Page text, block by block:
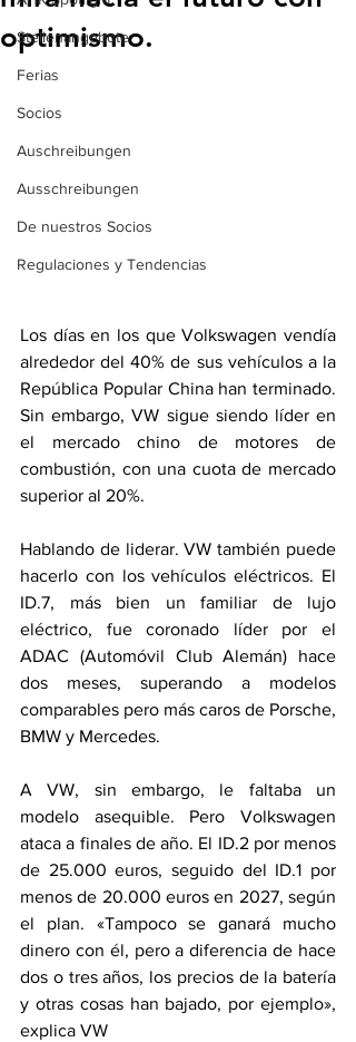
Stellenangebote
Ferias
Socios
Auschreibungen
Ausschreibungen
De nuestros Socios
Regulaciones y Tendencias
optimismo.
Los días en los que Volkswagen vendía
alrededor del 40% de sus vehículos a la
República Popular China han terminado.
Sin embargo, VW sigue siendo líder en
el mercado chino de motores de
combustión, con una cuota de mercado
superior al 20%.
Hablando de liderar. VW también puede
hacerlo con los vehículos eléctricos. El
ID.7, más bien un familiar de lujo
eléctrico, fue coronado líder por el
ADAC (Automóvil Club Alemán) hace
dos meses, superando a modelos
comparables pero más caros de Porsche,
BMW y Mercedes.
A VW, sin embargo, le faltaba un
modelo asequible. Pero Volkswagen
ataca a finales de año. El ID.2 por menos
de 25.000 euros, seguido del ID.1 por
menos de 20.000 euros en 2027, según
el plan. «Tampoco se ganará mucho
dinero con él, pero a diferencia de hace
dos o tres años, los precios de la batería
y otras cosas han bajado, por ejemplo»,
explica VW